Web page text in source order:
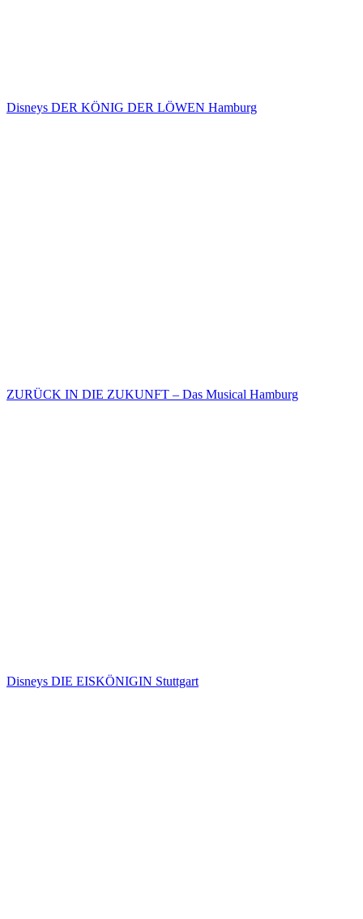
Disneys DER KÖNIG DER LÖWEN Hamburg
ZURÜCK IN DIE ZUKUNFT – Das Musical Hamburg
Disneys DIE EISKÖNIGIN Stuttgart